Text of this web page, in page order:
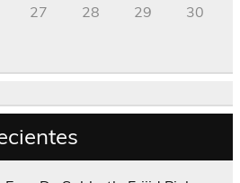
27 28 29
30